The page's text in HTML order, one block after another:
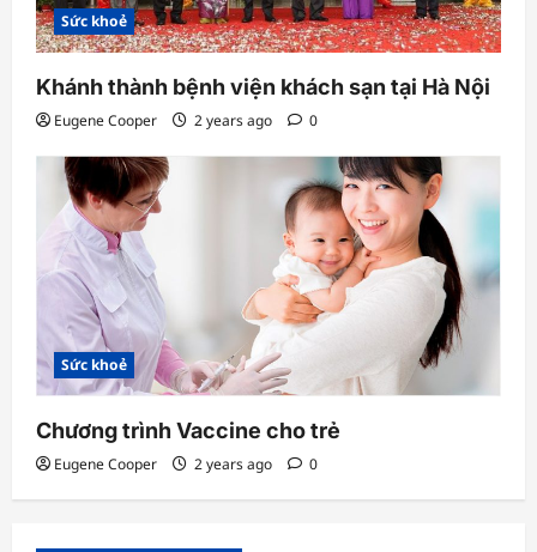
Sức khoẻ
Khánh thành bệnh viện khách sạn tại Hà Nội
Eugene Cooper 2 years ago 0
Sức khoẻ
Chương trình Vaccine cho trẻ
Eugene Cooper 2 years ago 0